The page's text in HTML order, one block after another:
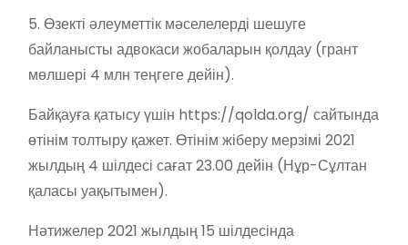
5. Өзекті әлеуметтік мәселелерді шешуге
байланысты адвокаси жобаларын қолдау (грант
мөлшері 4 млн теңгеге дейін).
Байқауға қатысу үшін https://qolda.org/ сайтында
өтінім толтыру қажет. Өтінім жіберу мерзімі 2021
жылдың 4 шілдесі сағат 23.00 дейін (Нұр-Сұлтан
қаласы уақытымен).
Нәтижелер 2021 жылдың 15 шілдесінда